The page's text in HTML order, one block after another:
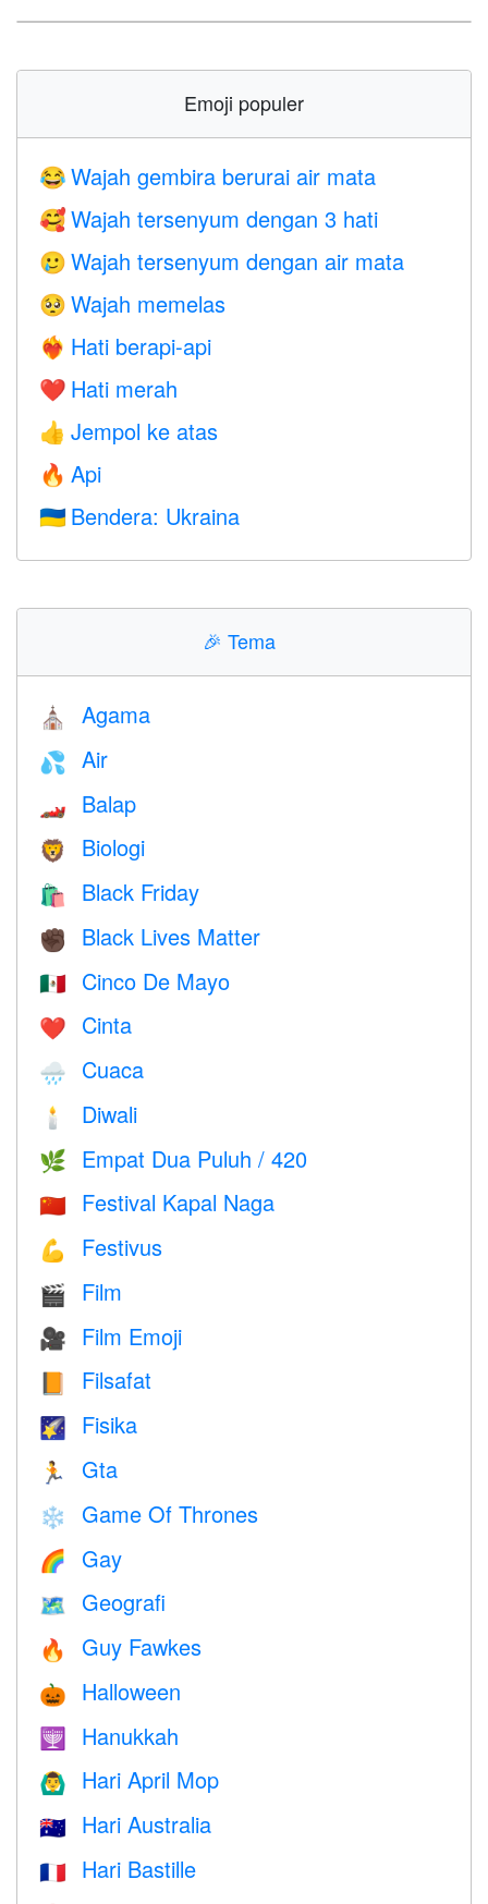
Emoji populer
😂 Wajah gembira berurai air mata
🥰 Wajah tersenyum dengan 3 hati
🥲 Wajah tersenyum dengan air mata
🥺 Wajah memelas
❤️‍🔥 Hati berapi-api
❤️ Hati merah
👍 Jempol ke atas
🔥 Api
🇺🇦 Bendera: Ukraina
🎉 Tema
⛪️ Agama
💦 Air
🏎 Balap
🦁 Biologi
🛍 Black Friday
✊🏿 Black Lives Matter
🇲🇽 Cinco De Mayo
❤️️ Cinta
🌧 Cuaca
🕯 Diwali
🌿 Empat Dua Puluh / 420
🇨🇳 Festival Kapal Naga
💪 Festivus
🎬 Film
🎥 Film Emoji
📙 Filsafat
🌠 Fisika
🏃 Gta
❄️ Game Of Thrones
🌈 Gay
🗺 Geografi
🔥 Guy Fawkes
🎃 Halloween
🕎 Hanukkah
🙆‍♂️ Hari April Mop
🇦🇺 Hari Australia
🇫🇷 Hari Bastille